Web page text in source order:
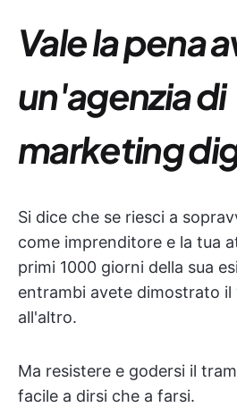
Vale la pena
un'agenzia di
marketing
Si dice che se riesci a
come imprenditore e la tua
primi 1000 giorni della sua
entrambi avete dimostrato
all'altro.
Ma resistere e godersi il
facile a dirsi che a farsi.